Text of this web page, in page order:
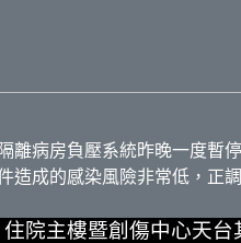
離病房負壓系統昨晚一度暫
造成的感染風險非常低，正
院主樓暨創傷中心天